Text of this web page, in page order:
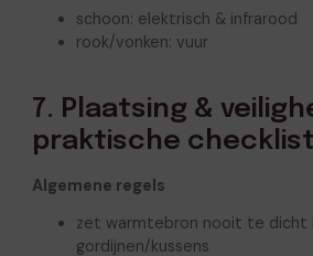
schoon: elektrisch & infrarood
rook/vonken: vuur
7. Plaatsing &
praktische checklist
Algemene regels
zet warmtebron nooit te dicht
gordijnen/kussens